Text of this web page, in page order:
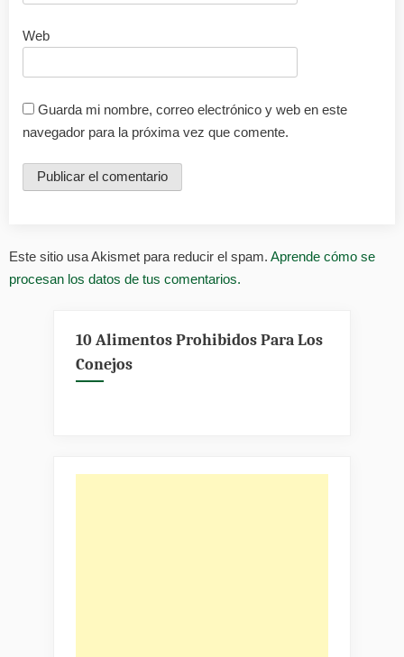
Web
Guarda mi nombre, correo electrónico y web en este
navegador para la próxima vez que comente.
Este sitio usa Akismet para reducir el spam. Aprende cómo se
procesan los datos de tus comentarios.
10 Alimentos Prohibidos Para Los
Conejos